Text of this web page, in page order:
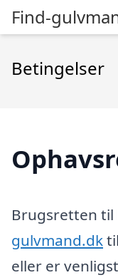
Find-
Betingelser
Brugsretten til
gulvmand.dk
eller er